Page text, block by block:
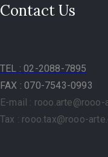
Contact Us
TEL : 02-2088-7895
FAX : 070-7543-0993
E-mail : rooo.arte@rooo-
Tax : rooo.tax@rooo-